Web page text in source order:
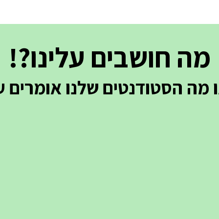
מה חושבים עלינו?!
מה הסטודנטים שלנו אומרים